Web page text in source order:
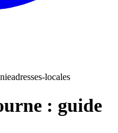
adresses-locales
: guide